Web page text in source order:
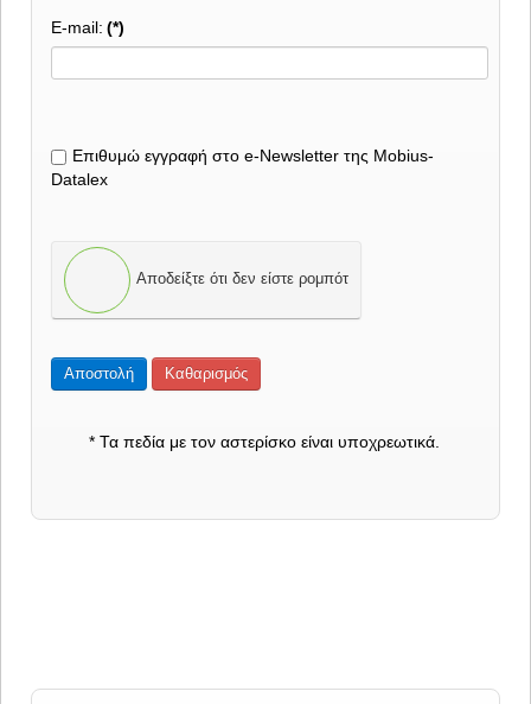
E-mail: (*)
Eπιθυμώ εγγραφή στο e-Newsletter της Mobius-
Datalex
Αποδείξτε ότι δεν είστε ρομπότ
Αποστολή Καθαρισμός
* Τα πεδία με τον αστερίσκο είναι υποχρεωτικά.